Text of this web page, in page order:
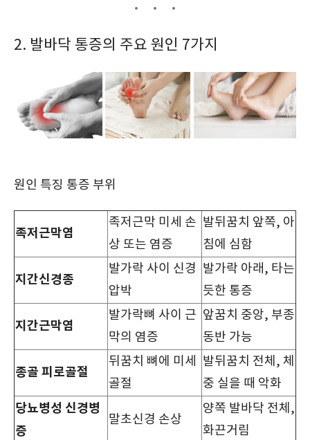
2. 발바닥 통증의 주요 원인 7가지
원인 특징 통증 부위
족저근막염
족저근막 미세 손
상 또는 염증
발뒤꿈치 앞쪽, 아
침에 심함
지간신경종
발가락 사이 신경
압박
발가락 아래, 타는
듯한 통증
지간근막염
발가락뼈 사이 근
막의 염증
앞꿈치 중앙, 부종
동반 가능
종골 피로골절
뒤꿈치 뼈에 미세
골절
발뒤꿈치 전체, 체
중 실을 때 악화
당뇨병성 신경병
증
말초신경 손상
양쪽 발바닥 전체,
화끈거림